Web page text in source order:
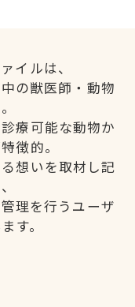
イルは、
の獣医師・動物
療可能な動物か
徴的。
想いを取材し記
理を行うユーザ
す。